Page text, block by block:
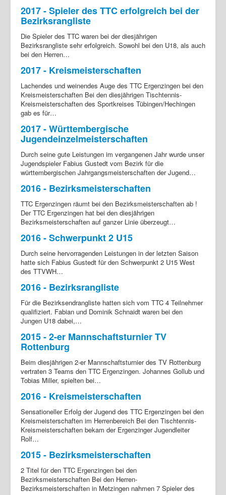
2017 - Spieler des TTC erfolgreich bei der
Bezirksrangliste
Die Spieler des TTC waren bei der diesjährigen
Bezirksrangliste sehr erfolgreich. Sowohl bei den U18, als auch
bei den Herren…
2017 - Kreismeisterschaften
Lachendes und weinendes Auge des TTC Ergenzingen bei den
Kreismeisterschaften Bei den diesjährigen Tischtennis-
Kreismeisterschaften des Sportkreises Tübingen/Hechingen
gab es für…
2017 - Württembergische
Jugendeinzelmeisterschaften
Durch seine gute Leistungen im vergangenen Jahr wurde unser
Jugendspieler Fabius Gustedt vom Bezirk für die
württembergischen Jahrgangsmeisterschaften der Jugend…
2016 - Bezirksmeisterschaften
TTC Ergenzingen räumt bei den Bezirksmeisterschaften ab !
Der TTC Ergenzingen hat bei den diesjährigen
Bezirksmeisterschaften auf ganzer Linie überzeugt…
2016 - Schwerpunkt 2 U15
Durch seine hervorragenden Leistungen in der letzten Saison
hatte sich Fabius Gustedt für den Schwerpunkt 2 U15 West
des TTVWH…
2016 - Bezirksrangliste
Für die Bezirksendrangliste hatten sich vom TTC 4 Teilnehmer
qualifiziert. Fabian und Dominik Schnaidt waren bei den
Jungen U18 dabei,…
2015 - 2-er Mannschaftsturnier TV
Rottenburg
Beim diesjährigen 2-er Mannschaftsturnier des TV Rottenburg
vertraten 3 Teams den TTC Ergenzingen. Johannes Gollub und
Tobias Miller, spielten bei…
2016 - Kreismeisterschaften
Sensationeller Erfolg der Jugend des TTC Ergenzingen bei den
Kreismeisterschaften im Herrenbereich Bei den Tischtennis-
Kreismeisterschaften bekam der Ergenzinger Jugendleiter
Rolf…
2015 - Bezirksmeisterschaften
2 Titel für den TTC Ergenzingen bei den
Bezirksmeisterschaften Bei den Herren-
Bezirksmeisterschaften in Metzingen nahmen 7 Spieler des